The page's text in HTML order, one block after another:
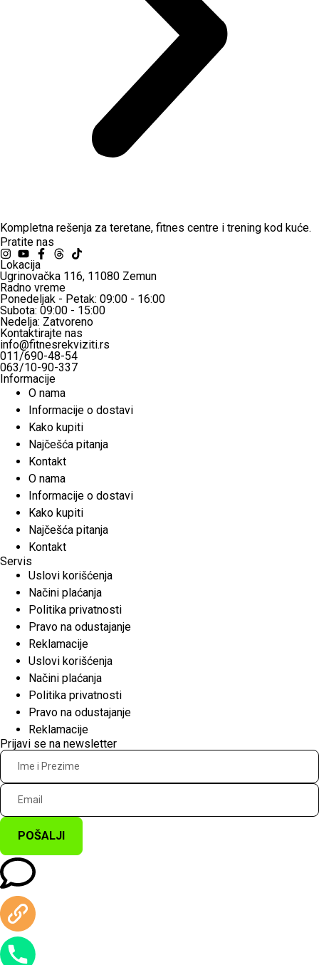
Kompletna rešenja za teretane, fitnes centre i trening kod kuće.
Pratite nas
Lokacija
Ugrinovačka 116, 11080 Zemun
Radno vreme
Ponedeljak - Petak: 09:00 - 16:00
Subota: 09:00 - 15:00
Nedelja: Zatvoreno
Kontaktirajte nas
info@fitnesrekviziti.rs
011/690-48-54
063/10-90-337
Informacije
O nama
Informacije o dostavi
Kako kupiti
Najčešća pitanja
Kontakt
O nama
Informacije o dostavi
Kako kupiti
Najčešća pitanja
Kontakt
Servis
Uslovi korišćenja
Načini plaćanja
Politika privatnosti
Pravo na odustajanje
Reklamacije
Uslovi korišćenja
Načini plaćanja
Politika privatnosti
Pravo na odustajanje
Reklamacije
Prijavi se na newsletter
POŠALJI